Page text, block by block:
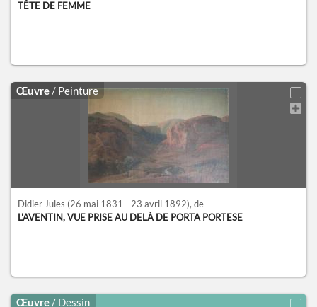
TÊTE DE FEMME
Œuvre / Peinture
Didier Jules (26 mai 1831 - 23 avril 1892), de
L'AVENTIN, VUE PRISE AU DELÀ DE PORTA PORTESE
Œuvre / Dessin